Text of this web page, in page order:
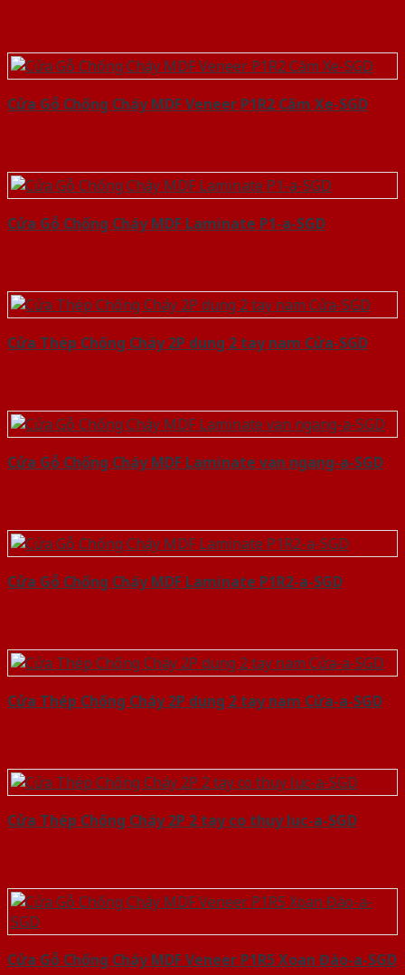
Cửa Gỗ Chống Cháy MDF Veneer P1R2 Căm Xe-SGD
Cửa Gỗ Chống Cháy MDF Laminate P1-a-SGD
Cửa Thép Chống Cháy 2P dung 2 tay nam Cửa-SGD
Cửa Gỗ Chống Cháy MDF Laminate van ngang-a-SGD
Cửa Gỗ Chống Cháy MDF Laminate P1R2-a-SGD
Cửa Thép Chống Cháy 2P dung 2 tay nam Cửa-a-SGD
Cửa Thép Chống Cháy 2P 2 tay co thuy luc-a-SGD
Cửa Gỗ Chống Cháy MDF Veneer P1R5 Xoan Đào-a-SGD